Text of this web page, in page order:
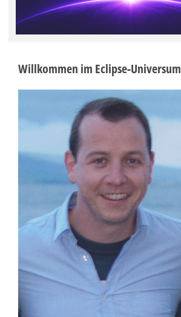
Willkommen im Eclipse-Universum